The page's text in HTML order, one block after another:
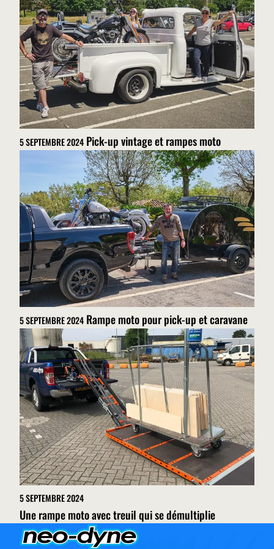
brevets de la rampe de chargement pliable pour pick-
up ! Une innovation majeure saluée par de nombreuses
revues professionnelles. Si l'on ajoute à cela le
partenariat officiel passé avec le constructeur Harley
Davidson, il ne fait aucun doute que Neo-Dyne est la
marque de référence en matières de rampe de
chargement.
5 SEPTEMBRE 2024 Pick-up vintage et rampes moto
5 SEPTEMBRE 2024 Rampe moto pour pick-up et caravane
5 SEPTEMBRE 2024
Une rampe moto avec treuil qui se démultiplie